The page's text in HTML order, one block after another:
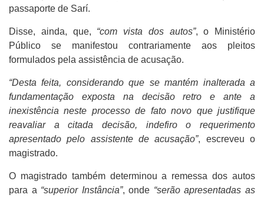
passaporte de Sarí.
Disse, ainda, que, “com vista dos autos”, o Ministério
Público se manifestou contrariamente aos pleitos
formulados pela assistência de acusação.
“Desta feita, considerando que se mantém inalterada a
fundamentação exposta na decisão retro e ante a
inexistência neste processo de fato novo que justifique
reavaliar a citada decisão, indefiro o requerimento
apresentado pelo assistente de acusação”, escreveu o
magistrado.
O magistrado também determinou a remessa dos autos
para a “superior Instância”, onde “serão apresentadas as